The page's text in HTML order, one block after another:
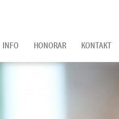
INFO HONORAR KONTAKT